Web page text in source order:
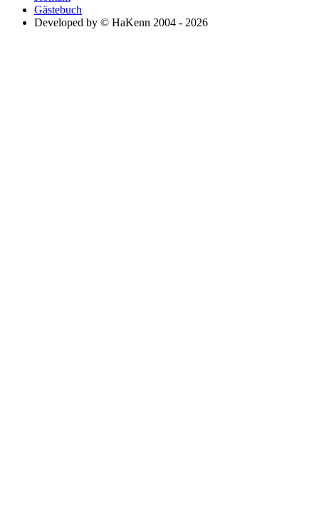
Gästebuch
Developed by © HaKenn 2004 - 2026